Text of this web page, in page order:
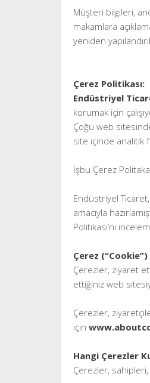
Müşteri bilgileri,
makamlara
yeniden
Çerez Politikası:
Endüstriyel
korumak için
Çoğu web
site içinde analitik
İşbu Çerez
Endüstriyel Ticaret,
amacıyla
Politikası’nı
Çerez
Çerezler, ziyaret
ettiğiniz web
Çerezler,
için
Hangi Çerezler
Çerezler, sahipleri,